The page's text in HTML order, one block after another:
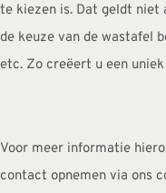
te kiezen is. Dat geldt niet
de keuze van de wastafel
etc. Zo creëert u een
Voor meer informatie
contact opnemen via ons